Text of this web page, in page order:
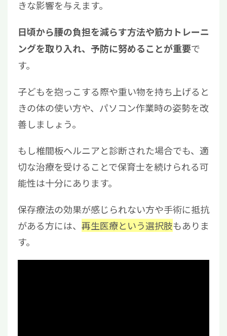
きな影響を与えます。
日頃から腰の負担を減らす方法や筋力トレーニ
ングを取り入れ、予防に努めることが重要で
す。
子どもを抱っこする際や重い物を持ち上げると
きの体の使い方や、パソコン作業時の姿勢を改
善しましょう。
もし椎間板ヘルニアと診断された場合でも、適
切な治療を受けることで保育士を続けられる可
能性は十分にあります。
保存療法の効果が感じられない方や手術に抵抗
がある方には、 再生医療という選択肢もありま
す。